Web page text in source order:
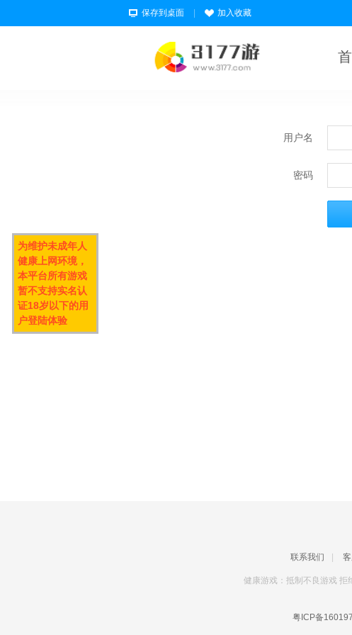
保存到桌面 加入收藏
用户名
密码
联系我们
健康游戏：抵制不良游戏 拒
粤ICP备
为维护未成年人
健康上网环境，
本平台所有游戏
暂不支持实名认
证18岁以下的用
户登陆体验